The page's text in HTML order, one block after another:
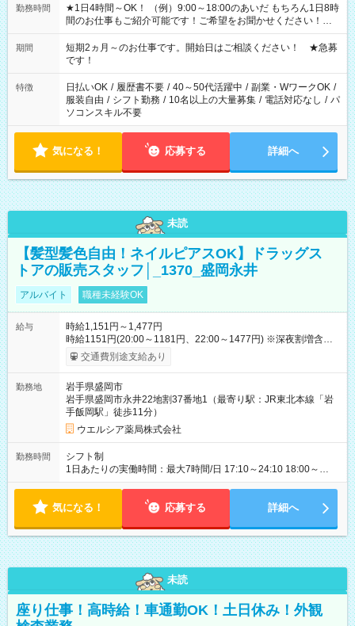
勤務時間
★1日4時間～OK！ （例）9:00～18:00のあいだ もちろん1日8時
間のお仕事もご紹介可能です！ご希望をお聞かせください！★
家庭の都合でお休みが必要な場合も遠慮なくご相談ください。
※週最低15時間以上の勤務が必要です
期間
短期2ヵ月～のお仕事です。開始日はご相談ください！ ★急募
です！
特徴 日払いOK / 履歴書不要 / 40～50代活躍中 / 副業・WワークOK /
服装自由 / シフト勤務 / 10名以上の大量募集 / 電話対応なし / パ
ソコンスキル不要
気になる！ 応募する 詳細へ
未読
【髪型髪色自由！ネイルピアスOK】ドラッグス
トアの販売スタッフ│_1370_盛岡永井
アルバイト 職種未経験OK
給与
時給1,151円～1,477円
時給1151円(20:00～1181円、22:00～1477円) ※深夜割増含む
※高校卒業以上 昇格に応じて＋20～200円昇給あり （大学生は
＋20円まで） ※高校生は対象外 試用期間あり：入社日から3ヶ
り 試用期間の長さ：3ヶ月 雇用形態、給与は本採用時と同じで
す。
交通費別途支給あり
勤務地
岩手県盛岡市
岩手県盛岡市永井22地割37番地1（最寄り駅：JR東北本線「岩
手飯岡駅」徒歩11分）
ウエルシア薬局株式会社
勤務時間
シフト制
1日あたりの実働時間：最大7時間/日 17:10～24:10 18:00～
24:10 20:00～24:10 ☆週4日の勤務 19:10～24:10 ☆週4日の勤
気になる！ 応募する 詳細へ
未読
座り仕事！高時給！車通勤OK！土日休み！外観